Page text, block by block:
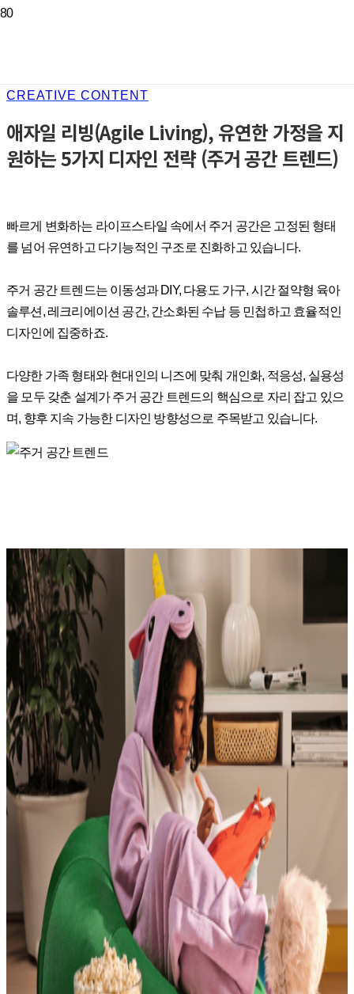
CREATIVE CONTENT
애자일 리빙(Agile Living), 유연한 가정을 지
원하는 5가지 디자인 전략 (주거 공간 트렌드)
빠르게 변화하는 라이프스타일 속에서 주거 공간은 고정된 형태
를 넘어 유연하고 다기능적인 구조로 진화하고 있습니다.
주거 공간 트렌드는 이동성과 DIY, 다용도 가구, 시간 절약형 육아
솔루션, 레크리에이션 공간, 간소화된 수납 등 민첩하고 효율적인
디자인에 집중하죠.
다양한 가족 형태와 현대인의 니즈에 맞춰 개인화, 적응성, 실용성
을 모두 갖춘 설계가 주거 공간 트렌드의 핵심으로 자리 잡고 있으
며, 향후 지속 가능한 디자인 방향성으로 주목받고 있습니다.